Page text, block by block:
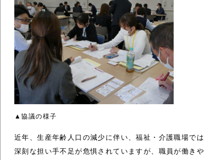
▲協議の様子
近年、生産年齢人口の減少に伴い、福祉・介護職場では
深刻な担い手不足が危惧されていますが、職員が働きや